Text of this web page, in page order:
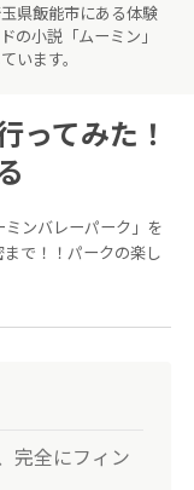
県飯能市にある体験
の小説「ムーミン」
います。
ってみた！
ンバレーパーク」を
で！！パークの楽し
完全にフィン